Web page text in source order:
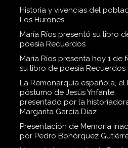
Historia y vivencias del
Los Hurones
María Ríos presentó su libro
poesía Recuerdos
María Ríos presenta hoy 1 de
su libro de poesía Recuerdos
La Remonarquía española, el
póstumo de Jesús Ynfante,
presentado por la
Margarita García Díaz
Presentación de Memoria
por Pedro Bohórquez